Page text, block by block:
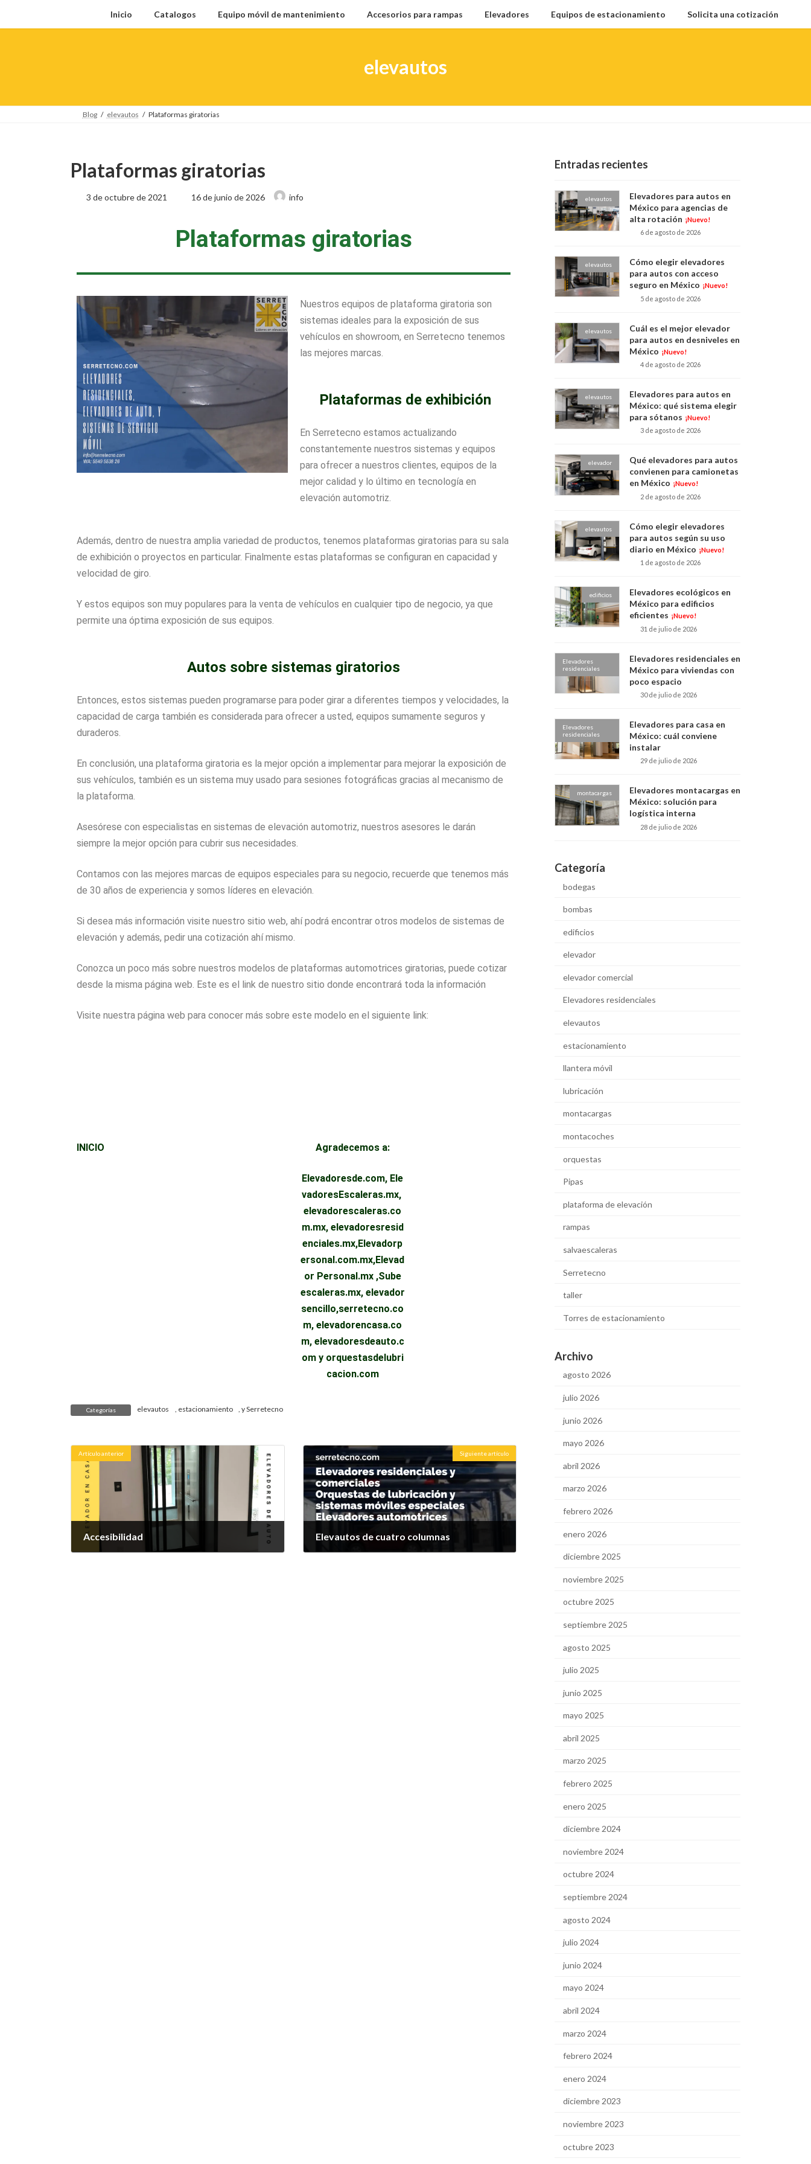
Inicio Catalogos Equipo móvil de mantenimiento Accesorios para rampas Elevadores Equipos de estacionamiento Solicita una cotización
elevautos
Blog elevautos Plataformas giratorias
Plataformas giratorias
3 de octubre de 2021 16 de junio de 2026 info
Plataformas giratorias
Nuestros equipos de plataforma giratoria son
sistemas ideales para la exposición de sus
vehículos en showroom, en Serretecno tenemos
las mejores marcas.
Plataformas de exhibición
En Serretecno estamos actualizando
constantemente nuestros sistemas y equipos
para ofrecer a nuestros clientes, equipos de la
mejor calidad y lo último en tecnología en
elevación automotriz.
Además, dentro de nuestra amplia variedad de productos, tenemos plataformas giratorias para su sala
de exhibición o proyectos en particular. Finalmente estas plataformas se configuran en capacidad y
velocidad de giro.
Y estos equipos son muy populares para la venta de vehículos en cualquier tipo de negocio, ya que
permite una óptima exposición de sus equipos.
Autos sobre sistemas giratorios
Entonces, estos sistemas pueden programarse para poder girar a diferentes tiempos y velocidades, la
capacidad de carga también es considerada para ofrecer a usted, equipos sumamente seguros y
duraderos.
En conclusión, una plataforma giratoria es la mejor opción a implementar para mejorar la exposición de
sus vehículos, también es un sistema muy usado para sesiones fotográficas gracias al mecanismo de
la plataforma.
Asesórese con especialistas en sistemas de elevación automotriz, nuestros asesores le darán
siempre la mejor opción para cubrir sus necesidades.
Contamos con las mejores marcas de equipos especiales para su negocio, recuerde que tenemos más
de 30 años de experiencia y somos líderes en elevación.
Si desea más información visite nuestro sitio web, ahí podrá encontrar otros modelos de sistemas de
elevación y además, pedir una cotización ahí mismo.
Conozca un poco más sobre nuestros modelos de plataformas automotrices giratorias, puede cotizar
desde la misma página web. Este es el link de nuestro sitio donde encontrará toda la información
Visite nuestra página web para conocer más sobre este modelo en el siguiente link:
INICIO Agradecemos a:
Elevadoresde.com, Ele
vadoresEscaleras.mx,
elevadorescaleras.co
m.mx, elevadoresresid
enciales.mx,Elevadorp
ersonal.com.mx,Elevad
or Personal.mx ,Sube
escaleras.mx, elevador
sencillo,serretecno.co
m, elevadorencasa.co
m, elevadoresdeauto.c
omy orquestasdelubri
cacion.com
Categorías elevautos estacionamiento , ySerretecno
Artículo anterior
Accesibilidad
Siguiente artículo
Elevautos de cuatro columnas
Entradas recientes
elevautos
Elevadores para autos en
México para agencias de
alta rotación ¡Nuevo!
6 de agosto de 2026
elevautos
Cómo elegir elevadores
para autos con acceso
seguro en México ¡Nuevo!
5 de agosto de 2026
elevautos
Cuál es el mejor elevador
para autos en desniveles en
México ¡Nuevo!
4 de agosto de 2026
elevautos
Elevadores para autos en
México: qué sistema elegir
para sótanos ¡Nuevo!
3 de agosto de 2026
elevador
Qué elevadores para autos
convienen para camionetas
en México ¡Nuevo!
2 de agosto de 2026
elevautos
Cómo elegir elevadores
para autos según su uso
diario en México ¡Nuevo!
1 de agosto de 2026
edificios
Elevadores ecológicos en
México para edificios
eficientes ¡Nuevo!
31 de julio de 2026
Elevadores
residenciales
Elevadores residenciales en
México para viviendas con
poco espacio
30 de julio de 2026
Elevadores
residenciales
Elevadores para casa en
México: cuál conviene
instalar
29 de julio de 2026
montacargas
Elevadores montacargas en
México: solución para
logística interna
28 de julio de 2026
Categoría
bodegas
bombas
edificios
elevador
elevador comercial
Elevadores residenciales
elevautos
estacionamiento
llantera móvil
lubricación
montacargas
montacoches
orquestas
Pipas
plataforma de elevación
rampas
salvaescaleras
Serretecno
taller
Torres de estacionamiento
Archivo
agosto 2026
julio 2026
junio 2026
mayo 2026
abril 2026
marzo 2026
febrero 2026
enero 2026
diciembre 2025
noviembre 2025
octubre 2025
septiembre 2025
agosto 2025
julio 2025
junio 2025
mayo 2025
abril 2025
marzo 2025
febrero 2025
enero 2025
diciembre 2024
noviembre 2024
octubre 2024
septiembre 2024
agosto 2024
julio 2024
junio 2024
mayo 2024
abril 2024
marzo 2024
febrero 2024
enero 2024
diciembre 2023
noviembre 2023
octubre 2023